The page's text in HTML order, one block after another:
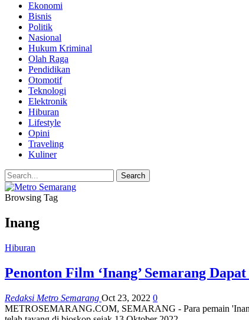
Ekonomi
Bisnis
Politik
Nasional
Hukum Kriminal
Olah Raga
Pendidikan
Otomotif
Teknologi
Elektronik
Hiburan
Lifestyle
Opini
Traveling
Kuliner
Browsing Tag
Inang
Hiburan
Penonton Film ‘Inang’ Semarang
Redaksi Metro Semarang Oct 23, 2022 0
METROSEMARANG.COM, SEMARANG - Para pemain